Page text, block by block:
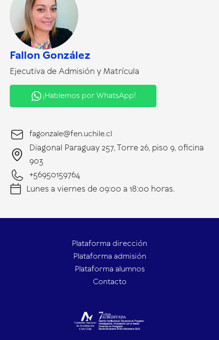
Fallon González
Ejecutiva de Admisión y Matrícula
¡Hablemos por WhatsApp!
fagonzale@fen.uchile.cl
Diagonal Paraguay 257, Torre 26, piso 9, oficina
903
+56950159764
Lunes a viernes de 09:00 a 18:00 horas.
Plataforma dirección
Plataforma admisión
Plataforma alumnos
Contacto